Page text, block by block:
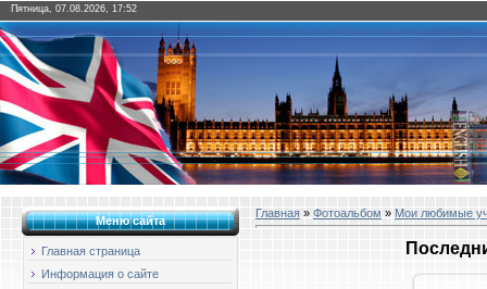
Пятница, 07.08.2026, 17:52
Меню сайта
Главная страница
Информация о сайте
Главная » Фотоальбом » Мои любимые